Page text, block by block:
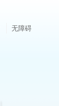
无障碍